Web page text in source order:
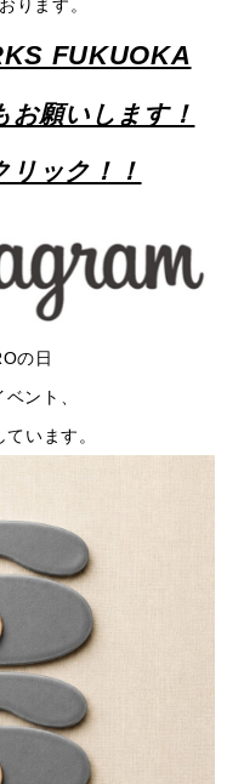
ります。
FUKUOKA
お願いします！
リック！！
の日
ント、
います。